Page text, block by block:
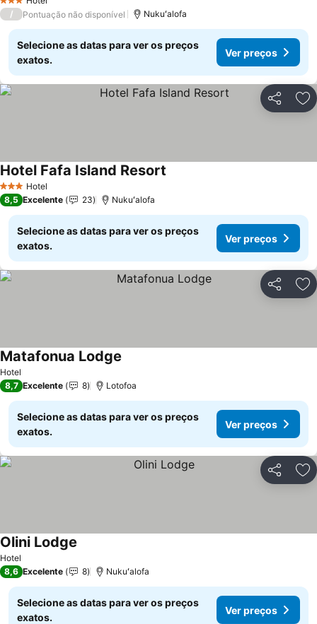
3 Estrelas
/ Pontuação não disponível Nukuʻalofa
Selecione as datas para ver os preços
exatos.
Ver preços
Partilhar
3 EstrelasHotel
Hotel Fafa Island Resort
8,5 Excelente 23 Nukuʻalofa
Selecione as datas para ver os preços
exatos.
Ver preços
Partilhar
Hotel
Matafonua Lodge
8,7 Excelente 8 Lotofoa
Selecione as datas para ver os preços
exatos.
Ver preços
Partilhar
Hotel
Olini Lodge
8,6 Excelente 8 Nukuʻalofa
Selecione as datas para ver os preços
exatos.
Ver preços